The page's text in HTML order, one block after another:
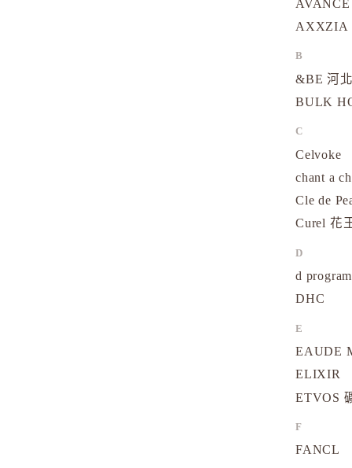
AVANCE
AXXZIA
B
&BE 河
BULK
C
Celvoke
chant a
Cle de
Curel 花
D
d
DHC
E
EAUDE
ELIXIR
ETVOS
F
FANCL